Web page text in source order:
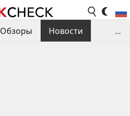
Обзоры
Новости
...